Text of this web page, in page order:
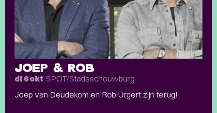
JOEP & ROB
di 6 okt SPOT/Stadsschouwburg
Joep van Deudekom en Rob Urgert zijn terug!